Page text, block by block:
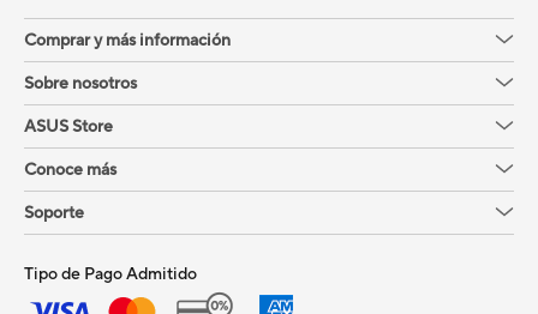
Comprar y más información
Sobre nosotros
ASUS Store
Conoce más
Soporte
Tipo de Pago Admitido